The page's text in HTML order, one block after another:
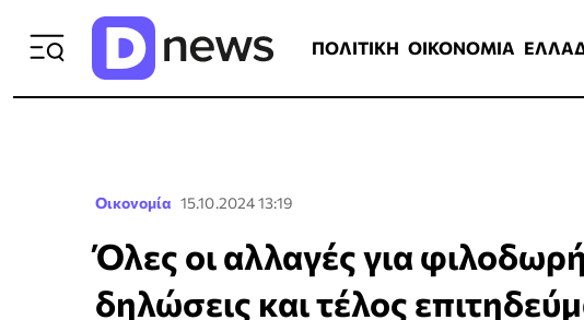
ΠΟΛΙΤΙΚΗ ΟΙΚΟΝΟΜΙΑ
Οικονομία 15.10.2024 13:19
Όλες οι αλλαγές για
δηλώσεις και τέλος